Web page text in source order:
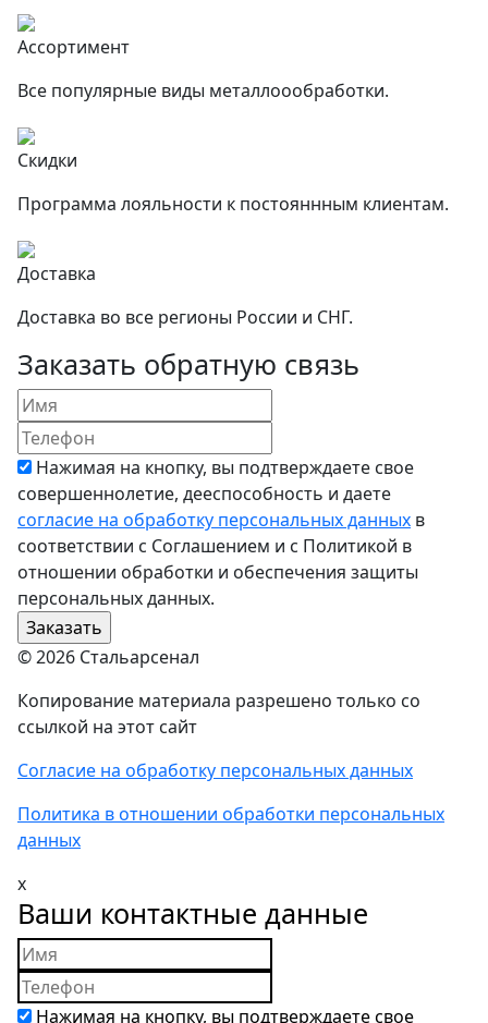
Ассортимент
Все популярные виды металлоообработки.
Скидки
Программа лояльности к постояннным клиентам.
Доставка
Доставка во все регионы России и СНГ.
Заказать обратную связь
Нажимая на кнопку, вы подтверждаете свое
совершеннолетие, дееспособность и даете
согласие на обработку персональных данных в
соответствии с Соглашением и с Политикой в
отношении обработки и обеспечения защиты
персональных данных.
© 2026 Стальарсенал
Копирование материала разрешено только со
ссылкой на этот сайт
Согласие на обработку персональных данных
Политика в отношении обработки персональных
данных
x
Ваши контактные данные
Нажимая на кнопку, вы подтверждаете свое